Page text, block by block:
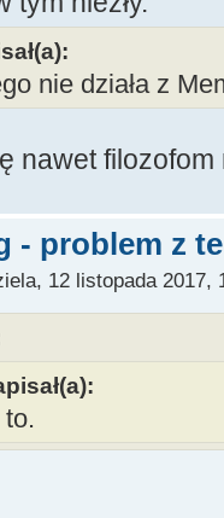
nie działa z
nawet filozofom
- problem z
12 listopada 2017,